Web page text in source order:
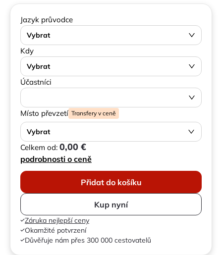
Jazyk průvodce
Vybrat
Kdy
Vybrat
Účastníci
Místo převzetí Transfery v ceně
Vybrat
Celkem od: 0,00 €
podrobnosti o ceně
Přidat do košíku
Kup nyní
Záruka nejlepší ceny
Okamžité potvrzení
Důvěřuje nám přes 300 000 cestovatelů